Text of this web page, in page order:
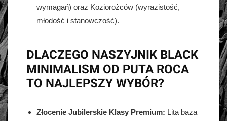
wymagań) oraz Koziorożców (wyrazistość,
młodość i stanowczość).
DLACZEGO NASZYJNIK BLACK
MINIMALISM OD PUTA ROCA
TO NAJLEPSZY WYBÓR?
Złocenie Jubilerskie Klasy Premium: Lita baza